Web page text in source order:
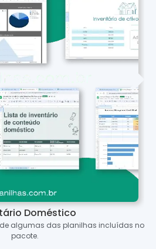
Doméstico
algumas das planilhas incluídas no
pacote.